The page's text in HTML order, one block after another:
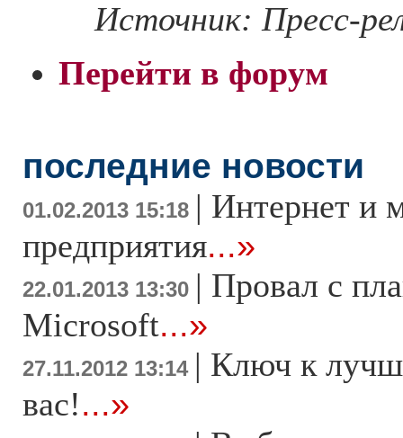
Источник: Пресс-
Перейти в форум
последние новости
01.02.2013 15:18 | Интернет и
предприятия...»
22.01.2013 13:30 | Провал с
Microsoft...»
27.11.2012 13:14 | Ключ к
вас!...»